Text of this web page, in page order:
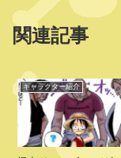
バ
ル
・
ホ
ン
百
獣
関連記事
キャラクター紹介